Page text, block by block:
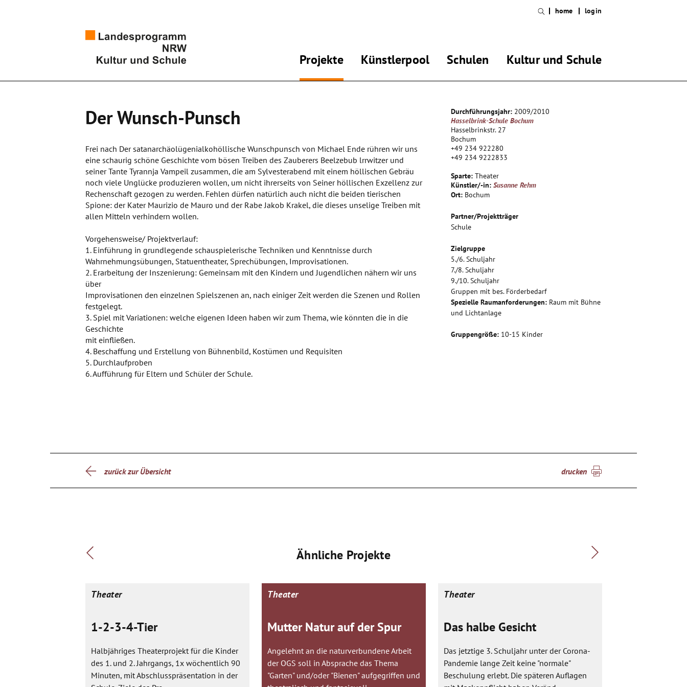
Projekte Künstlerpool Schulen Kultur und Schule
home login
Der Wunsch-Punsch
Frei nach Der satanarchäolügenialkohöllische Wunschpunsch von Michael Ende rühren wir uns
eine schaurig schöne Geschichte vom bösen Treiben des Zauberers Beelzebub lrrwitzer und
seiner Tante Tyrannja Vampeil zusammen, die am Sylvesterabend mit einem höllischen Gebräu
noch viele Unglücke produzieren wollen, um nicht ihrerseits von Seiner höllischen Exzellenz zur
Rechenschaft gezogen zu werden. Fehlen dürfen natürlich auch nicht die beiden tierischen
Spione: der Kater Maurizio de Mauro und der Rabe Jakob Krakel, die dieses unselige Treiben mit
allen Mitteln verhindern wollen.
Vorgehensweise/ Projektverlauf:
1. Einführung in grundlegende schauspielerische Techniken und Kenntnisse durch
Wahrnehmungsübungen, Statuentheater, Sprechübungen, Improvisationen.
2. Erarbeitung der Inszenierung: Gemeinsam mit den Kindern und Jugendlichen nähern wir uns
über
Improvisationen den einzelnen Spielszenen an, nach einiger Zeit werden die Szenen und Rollen
festgelegt.
3. Spiel mit Variationen: welche eigenen Ideen haben wir zum Thema, wie könnten die in die
Geschichte
mit einfließen.
4. Beschaffung und Erstellung von Bühnenbild, Kostümen und Requisiten
5. Durchlaufproben
6. Aufführung für Eltern und Schüler der Schule.
Durchführungsjahr: 2009/2010
Hasselbrink-Schule Bochum
Hasselbrinkstr. 27
Bochum
+49 234 922280
+49 234 9222833
Sparte: Theater
Künstler/-in: Susanne Rehm
Ort: Bochum
Partner/Projektträger
Schule
Zielgruppe
5./6. Schuljahr
7./8. Schuljahr
9./10. Schuljahr
Gruppen mit bes. Förderbedarf
Spezielle Raumanforderungen: Raum mit Bühne
und Lichtanlage
Gruppengröße: 10-15 Kinder
zurück zur Übersicht drucken
Ähnliche Projekte
Theater
1-2-3-4-Tier
Halbjähriges Theaterprojekt für die Kinder
des 1. und 2. Jahrgangs, 1x wöchentlich 90
Minuten, mit Abschlusspräsentation in der
Theater
Mutter Natur auf der Spur
Angelehnt an die naturverbundene Arbeit
der OGS soll in Absprache das Thema
"Garten" und/oder "Bienen" aufgegriffen und
Theater
Das halbe Gesicht
Das jetztige 3. Schuljahr unter der Corona-
Pandemie lange Zeit keine "normale"
Beschulung erlebt. Die späteren Auflagen